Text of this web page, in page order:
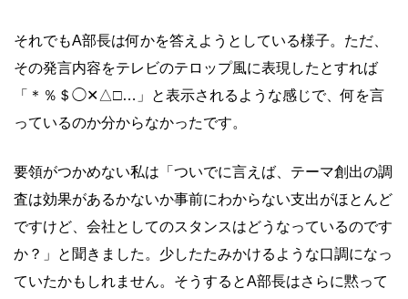
それでもA部長は何かを答えようとしている様子。ただ、
その発言内容をテレビのテロップ風に表現したとすれば
「＊％＄◯✕△□…」と表示されるような感じで、何を言
っているのか分からなかったです。
要領がつかめない私は「ついでに言えば、テーマ創出の調
査は効果があるかないか事前にわからない支出がほとんど
ですけど、会社としてのスタンスはどうなっているのです
か？」と聞きました。少したたみかけるような口調になっ
ていたかもしれません。そうするとA部長はさらに黙って